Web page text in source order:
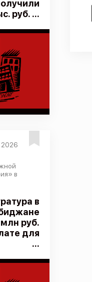
руб. ...
2026
в
в
руб.
для
...